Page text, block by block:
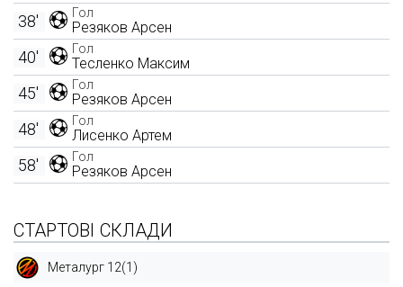
Гол
Резяков Арсен
38'
Гол
Тесленко Максим
40'
Гол
Резяков Арсен
45'
Гол
Лисенко Артем
48'
Гол
Резяков Арсен
58'
СТАРТОВІ СКЛАДИ
Металург 12(1)